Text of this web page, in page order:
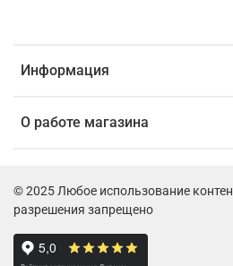
Информация
О работе магазина
© 2025 Любое использование
разрешения запрещено